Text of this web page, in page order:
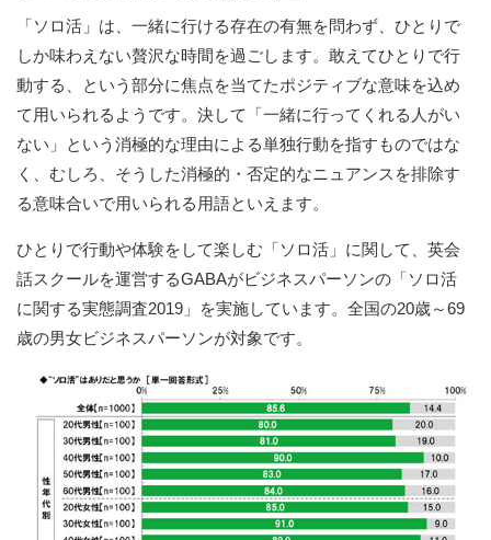
「ソロ活」は、一緒に行ける存在の有無を問わず、ひとりで
しか味わえない贅沢な時間を過ごします。敢えてひとりで行
動する、という部分に焦点を当てたポジティブな意味を込め
て用いられるようです。決して「一緒に行ってくれる人がい
ない」という消極的な理由による単独行動を指すものではな
く、むしろ、そうした消極的・否定的なニュアンスを排除す
る意味合いで用いられる用語といえます。
ひとりで行動や体験をして楽しむ「ソロ活」に関して、英会
話スクールを運営するGABAがビジネスパーソンの「ソロ活
に関する実態調査2019」を実施しています。全国の20歳～69
歳の男女ビジネスパーソンが対象です。